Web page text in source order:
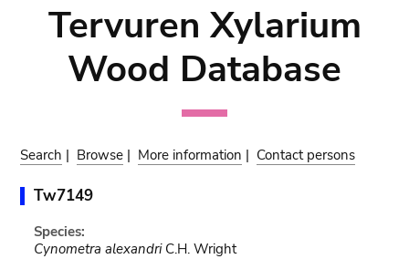
Tervuren Xylarium
Wood Database
Search | Browse | More information | Contact persons
Tw7149
Species:
Cynometra alexandriC.H. Wright